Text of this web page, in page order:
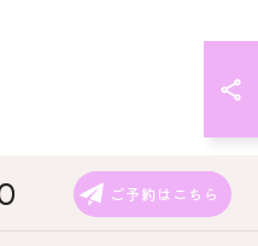
ご予約はこちら